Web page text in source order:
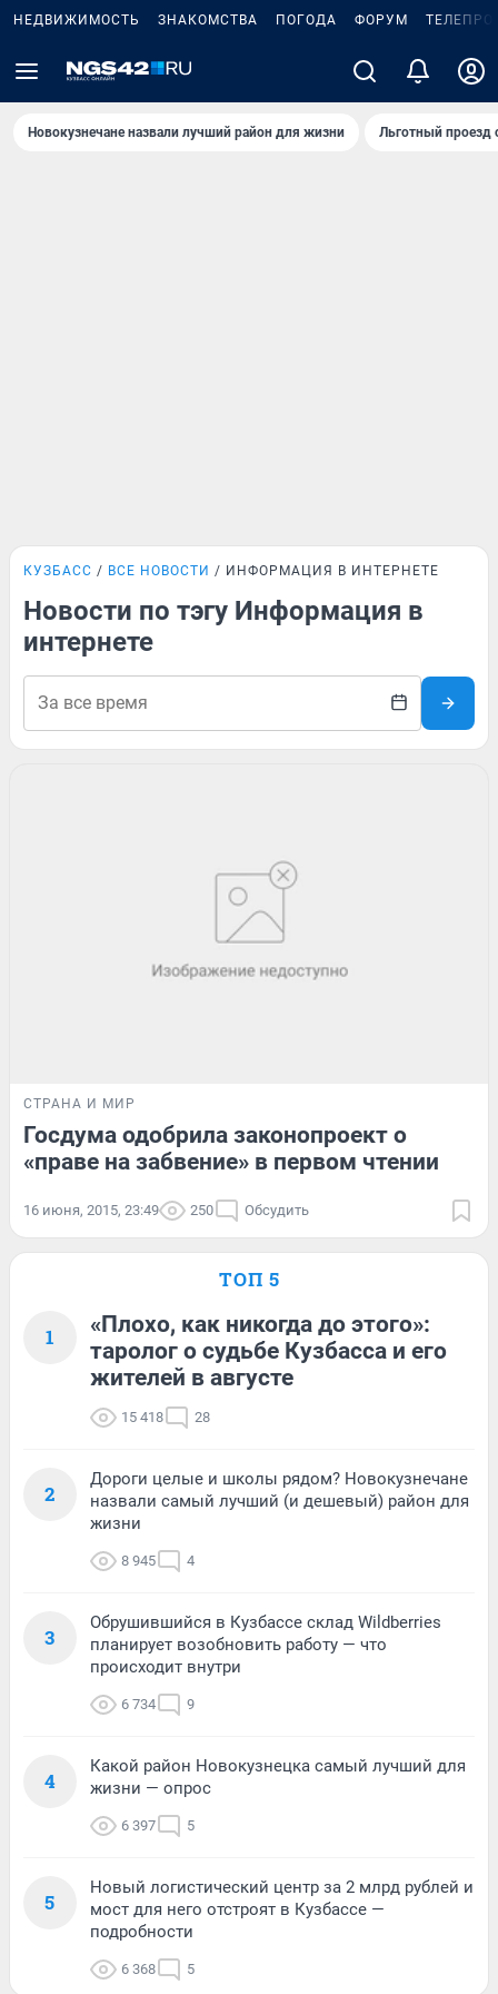
НЕДВИЖИМОСТЬ ЗНАКОМСТВА ПОГОДА ФОРУМ
Новокузнечане назвали лучший район для жизни Льготный проезд
КУЗБАСС ВСЕ НОВОСТИ ИНФОРМАЦИЯ В ИНТЕРНЕТЕ
Новости по тэгу Информация в
интернете
СТРАНА И МИР
Госдума одобрила законопроект о
«праве на забвение» в первом чтении
16 июня, 2015, 23:49 250 Обсудить
ТОП 5
1
«Плохо, как никогда до этого»:
таролог о судьбе Кузбасса и его
жителей в августе
15 418 28
2
Дороги целые и школы рядом? Новокузнечане
назвали самый лучший (и дешевый) район для
жизни
8 945 4
3
Обрушившийся в Кузбассе склад Wildberries
планирует возобновить работу — что
происходит внутри
6 734 9
4
Какой район Новокузнецка самый лучший для
жизни — опрос
6 397 5
5
Новый логистический центр за 2 млрд рублей и
мост для него отстроят в Кузбассе —
подробности
6 368 5